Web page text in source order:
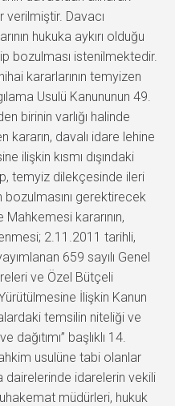
verilmiştir. Davacı
hukuka aykırı olduğu
bozulması istenilmektedir.
kararlarının temyizen
Usulü Kanununun 49.
birinin varlığı halinde
kararın, davalı idare lehine
ilişkin kısmı dışındaki
temyiz dilekçesinde ileri
gerektirecek
kararının,
2.11.2011 tarihli,
659 sayılı Genel
ve Özel Bütçeli
İlişkin Kanun
temsilin niteliği ve
başlıklı 14.
usulüne tabi olanlar
dairelerinde idarelerin vekili
müdürleri, hukuk